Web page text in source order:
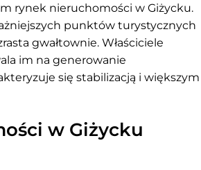
rynek nieruchomości w Giżycku.
punktów turystycznych
gwałtownie. Właściciele
im na generowanie
się stabilizacją i większym
w Giżycku